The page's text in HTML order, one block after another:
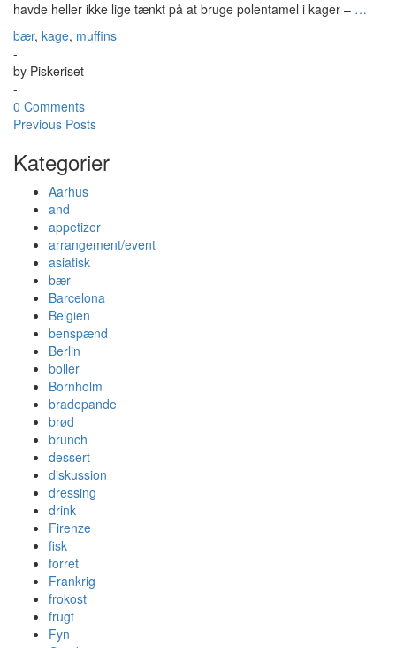
havde heller ikke lige tænkt på at bruge polentamel i kager – …
bær, kage, muffins
-
by Piskeriset
-
0 Comments
Previous Posts
Kategorier
Aarhus
and
appetizer
arrangement/event
asiatisk
bær
Barcelona
Belgien
benspænd
Berlin
boller
Bornholm
bradepande
brød
brunch
dessert
diskussion
dressing
drink
Firenze
fisk
forret
Frankrig
frokost
frugt
Fyn